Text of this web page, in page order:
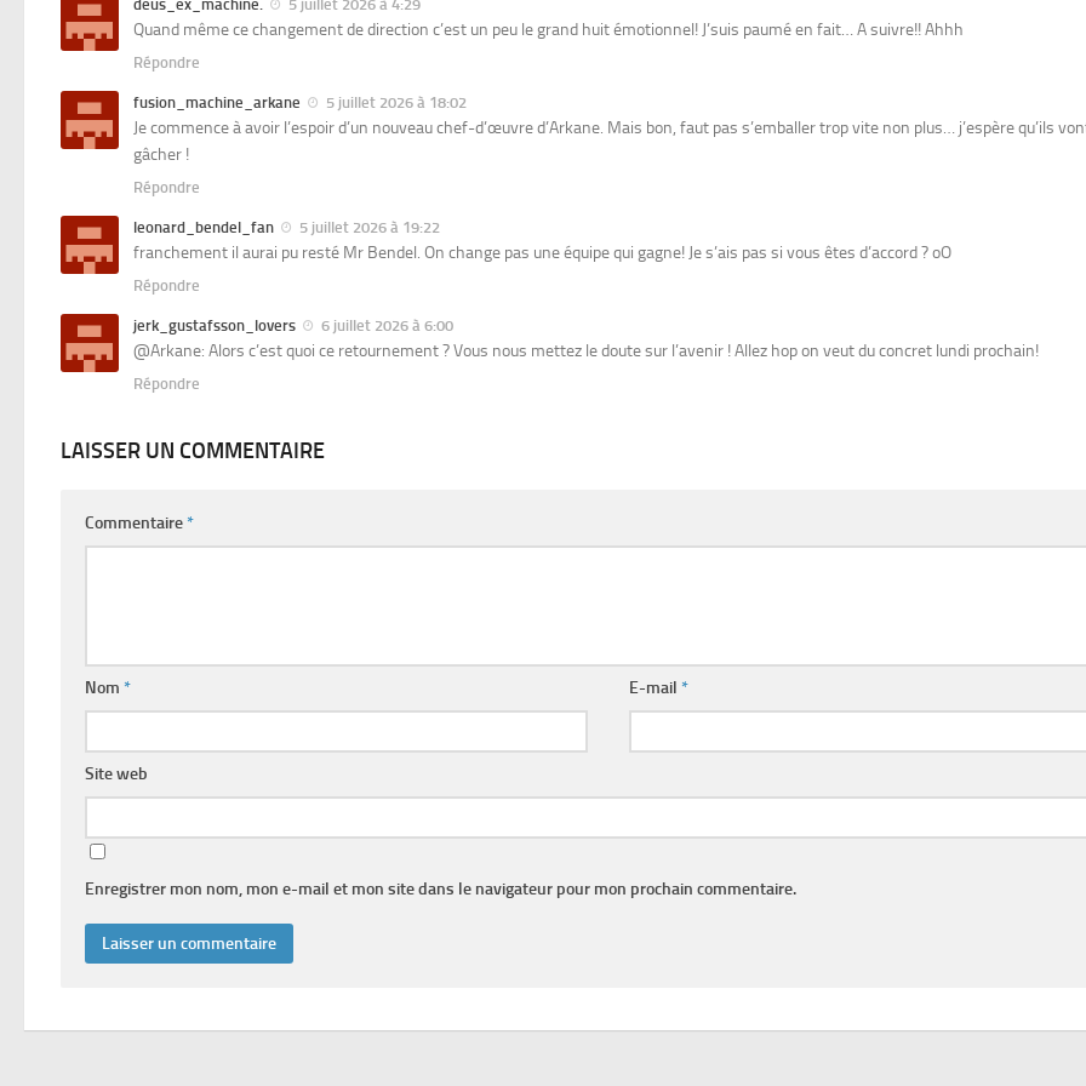
deus_ex_machine. 5 juillet 2026 à 4:29
Quand même ce changement de direction c’est un peu le grand huit émotionnel! J’suis paumé en fait… A suivre!! Ahhh
Répondre
fusion_machine_arkane 5 juillet 2026 à 18:02
Je commence à avoir l’espoir d’un nouveau chef-d’œuvre d’Arkane. Mais bon, faut pas s’emballer trop vite non plus… j’espère qu’ils
gâcher !
Répondre
leonard_bendel_fan 5 juillet 2026 à 19:22
franchement il aurai pu resté Mr Bendel. On change pas une équipe qui gagne! Je s’ais pas si vous êtes d’accord ? oO
Répondre
jerk_gustafsson_lovers 6 juillet 2026 à 6:00
@Arkane: Alors c’est quoi ce retournement ? Vous nous mettez le doute sur l’avenir ! Allez hop on veut du concret lundi prochain!
Répondre
LAISSER UN COMMENTAIRE
Commentaire*
Nom * E-mail*
Site web
Enregistrer mon nom, mon e-mail et mon site dans le navigateur pour mon prochain commentaire.